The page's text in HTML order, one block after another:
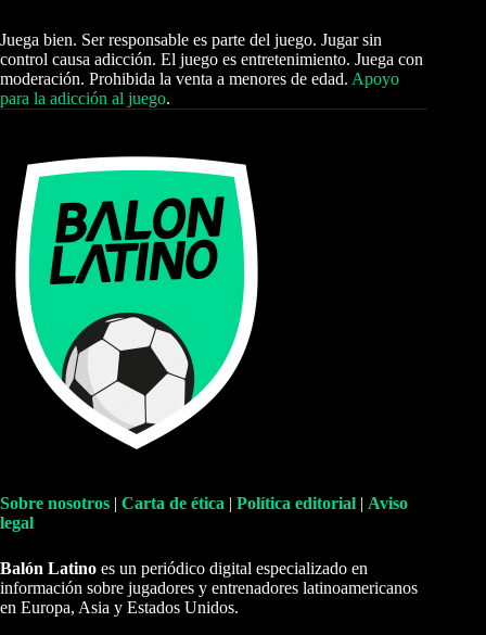
Juega bien. Ser responsable es parte del juego. Jugar sin
control causa adicción. El juego es entretenimiento. Juega con
moderación. Prohibida la venta a menores de edad. Apoyo
para la adicción al juego.
Sobre nosotros | Carta de ética | Política editorial | Aviso
legal
Balón Latino es un periódico digital especializado en
información sobre jugadores y entrenadores latinoamericanos
en Europa, Asia y Estados Unidos.